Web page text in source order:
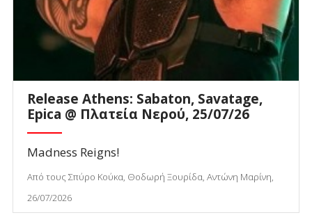
Release Athens: Sabaton, Savatage,
Epica @ Πλατεία Νερού, 25/07/26
Madness Reigns!
Από τους Σπύρο Κούκα, Θοδωρή Ξουρίδα, Αντώνη Μαρίνη,
26/07/2026